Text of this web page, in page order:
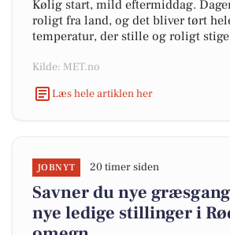
Kølig start, mild eftermiddag.
roligt fra land, og det bliver tørt
temperatur, der stille og roligt
Kilde: MET.no
Læs hele artiklen her
JOBNYT 20 timer siden
Savner du nye
nye ledige stillinger i